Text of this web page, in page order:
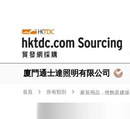
廈門通士達照明有限公司
首頁 所有類別 家居用品，燈飾及建築